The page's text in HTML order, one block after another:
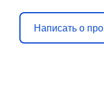
Написать о